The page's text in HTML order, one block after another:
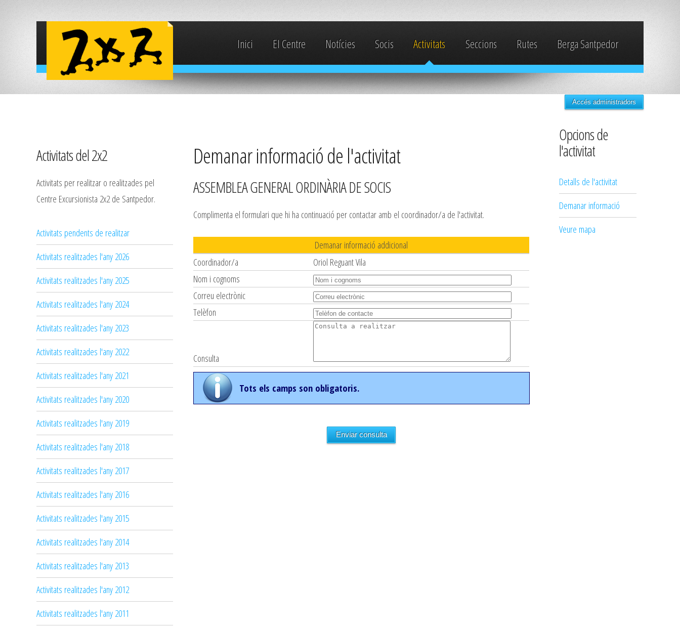
Inici El Centre Notícies Socis Activitats Seccions Rutes Berga Santpedor
Accés administradors
Activitats del 2x2
Activitats per realitzar o realitzades pel
Centre Excursionista 2x2 de Santpedor.
Activitats pendents de realitzar
Activitats realitzades l'any 2026
Activitats realitzades l'any 2025
Activitats realitzades l'any 2024
Activitats realitzades l'any 2023
Activitats realitzades l'any 2022
Activitats realitzades l'any 2021
Activitats realitzades l'any 2020
Activitats realitzades l'any 2019
Activitats realitzades l'any 2018
Activitats realitzades l'any 2017
Activitats realitzades l'any 2016
Activitats realitzades l'any 2015
Activitats realitzades l'any 2014
Activitats realitzades l'any 2013
Activitats realitzades l'any 2012
Activitats realitzades l'any 2011
Demanar informació de l'activitat
ASSEMBLEA GENERAL ORDINÀRIA DE SOCIS
Complimenta el formulari que hi ha continuació per contactar amb el coordinador/a de l'activitat.
Demanar informació addicional
Coordinador/a
Oriol Reguant Vila
Nom i cognoms
Correu electrònic
Telèfon
Consulta
Tots els camps son obligatoris.
Enviar consulta
Opcions de
l'activitat
Detalls de l'activitat
Demanar informació
Veure mapa